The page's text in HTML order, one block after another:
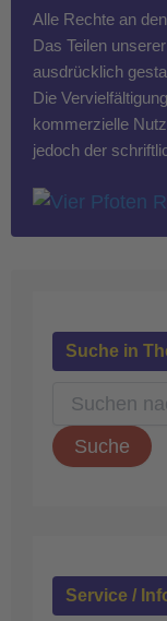
Alle Rechte an
Das Teilen
ausdrücklich
Die
kommerzielle
jedoch der
Suche in
c
h
:
Service /